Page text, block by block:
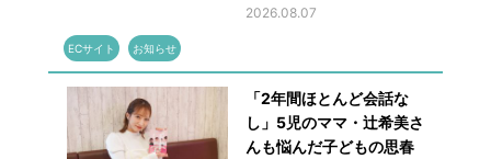
2026.08.07
ECサイト お知らせ
「2年間ほとんど会話な
し」5児のママ・辻希美さ
んも悩んだ子どもの思春